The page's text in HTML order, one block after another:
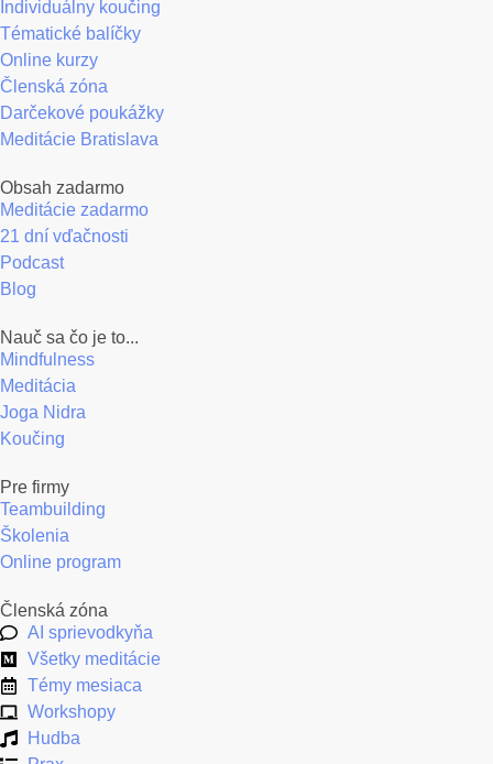
Individuálny koučing
Tématické balíčky
Online kurzy
Členská zóna
Darčekové poukážky
Meditácie Bratislava
Obsah zadarmo
Meditácie zadarmo
21 dní vďačnosti
Podcast
Blog
Nauč sa čo je to...
Mindfulness
Meditácia
Joga Nidra
Koučing
Pre firmy
Teambuilding
Školenia
Online program
Členská zóna
AI sprievodkyňa
Všetky meditácie
Témy mesiaca
Workshopy
Hudba